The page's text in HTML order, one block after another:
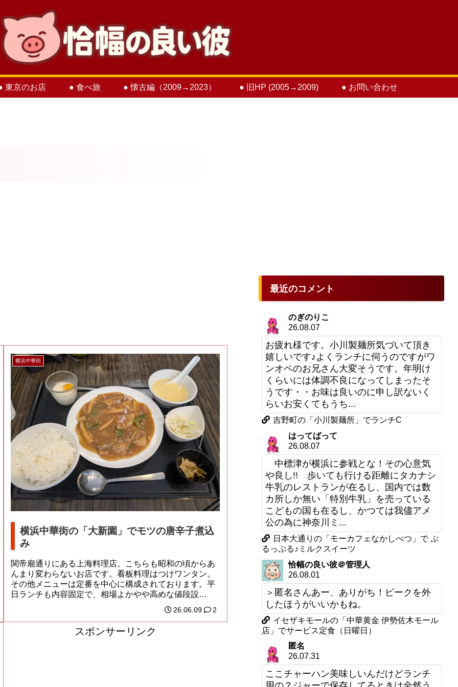
東京のお店 ● 食べ旅 ● 懐古編（2009→2023） ● 旧HP (2005→2009) ● お問い合わせ
横浜中華街
横浜中華街の「大新園」でモツの唐辛子煮込
み
関帝廟通りにある上海料理店。こちらも昭和の頃からあ
んまり変わらないお店です。看板料理はつけワンタン。
その他メニューは定番を中心に構成されております。平
日ランチも内容固定で、相場よかやや高めな値段設
26.06.09 2
スポンサーリンク
最近のコメント
のぎのりこ
26.08.07
お疲れ様です。小川製麺所気づいて頂き
嬉しいです♪よくランチに伺うのですがワ
ンオペのお兄さん大変そうです。年明け
くらいには体調不良になってしまったそ
うです・・お味は良いのに申し訳ないく
らいお安くてもうち...
吉野町の「小川製麺所」でランチC
はってばって
26.08.07
中標津が横浜に参戦とな！その心意気
や良し!! 歩いても行ける距離にタカナシ
牛乳のレストランが在るし、国内では数
カ所しか無い「特別牛乳」を売っている
こどもの国も在るし、かつては我儘アメ
公の為に神奈川ミ...
日本大通りの「モーカフェなかしべつ」で ぷ
るっぷる♪ミルクスイーツ
恰幅の良い彼＠管理人
26.08.01
＞匿名さんあー、ありがち！ピークを外
したほうがいいかもね。
イセザキモールの「中華黄金 伊勢佐木モール
店」でサービス定食（日曜日）
匿名
26.07.31
ここチャーハン美味しいんだけどランチ